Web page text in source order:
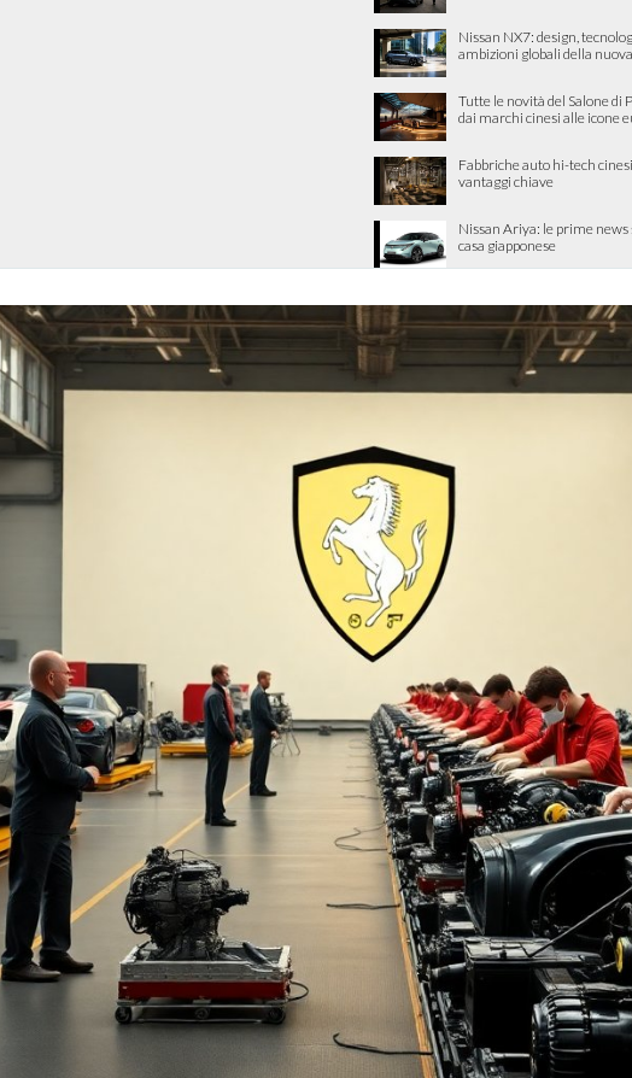
Nissan NX7: design,
ambizioni globali della
Tutte le novità del Salone di
dai marchi cinesi alle icone
Fabbriche auto hi-tech
vantaggi chiave
Nissan Ariya: le prime news
casa giapponese